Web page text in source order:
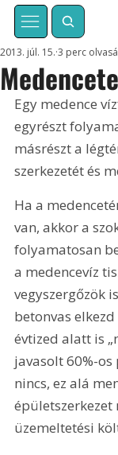
2013. júl. 15. 3 perc
Egy medence
egyrészt
másrészt a
szerkezetét és
Ha a
van, akkor a
folyamatosan
a medencevíz
vegyszergőzök
betonvas
évtized alatt is
javasolt 60%-
nincs, ez alá
épületszerkezet
üzemeltetési